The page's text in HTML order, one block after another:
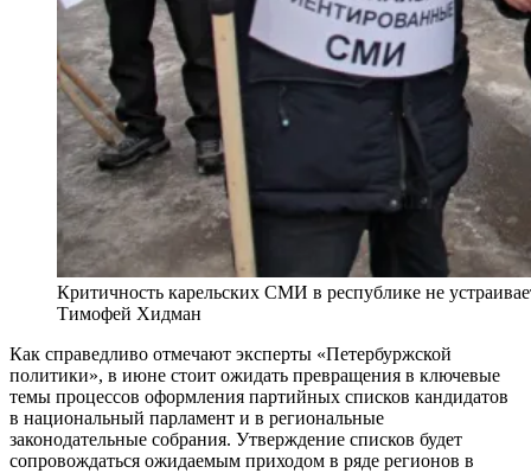
Критичность карельских СМИ в республике не
Тимофей Хидман
Как справедливо отмечают эксперты «Петербуржской
политики», в июне стоит ожидать превращения в ключевые
темы процессов оформления партийных списков кандидатов
в национальный парламент и в региональные
законодательные собрания. Утверждение списков будет
сопровождаться ожидаемым приходом в ряде регионов в